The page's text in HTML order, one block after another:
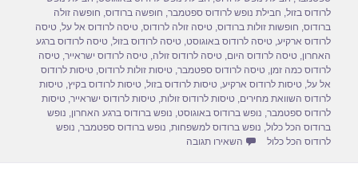
b
o
o
k
d
o
n
לרודוס בזול, חבילת נופש לרודוס ספטמבר, חופשה ברודוס, חופשה זולה
ברודוס, חופשות זולות ברודוס,טיסה זולה לרודוס,טיסה לרודוס אל על,טיסה
לרודוס ארקיע,טיסה לרודוס באוגוסט,טיסה לרודוס בזול,טיסה לרודוס ברגע
האחרון,טיסה לרודוס היום,טיסה לרודוס זולה,טיסה לרודוס ישראייר,טיסה
לרודוס כמה זמן,טיסה לרודוס ספטמבר,טיסות זולות לרודוס,טיסות לרודוס
אל על,טיסות לרודוס ארקיע,טיסות לרודוס בזול,טיסות לרודוס בקיץ,טיסות
לרודוס השוואת מחירים,טיסות לרודוס זולות,טיסות לרודוס ישראייר,טיסות
לרודוס ספטמבר, נופש ברודוס באוגוסט, נופש ברודוס ברגע האחרון, נופש
ברודוס הכל כלול, נופש ברודוס למשפחות, נופש ברודוס ספטמבר, נופש
לרודוס הכל כלול
השאירו תגובה